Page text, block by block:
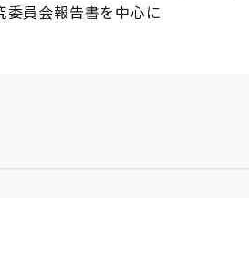
員会報告書を中心に